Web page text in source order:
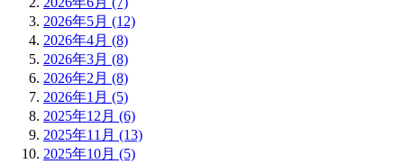
2026年5月 (12)
2026年4月 (8)
2026年3月 (8)
2026年2月 (8)
2026年1月 (5)
2025年12月 (6)
2025年11月 (13)
2025年10月 (5)